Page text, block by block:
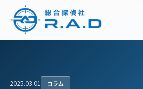
総合探偵社R.A.D コラム 探偵コラム：「浮気の対策と対
2025.03.01 コラム